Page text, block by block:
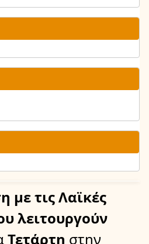
με τις Λαϊκές
λειτουργούν
Τετάρτη στην